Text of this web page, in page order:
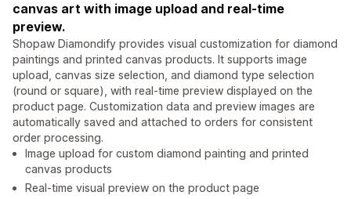
canvas art with image upload and real-time
preview.
Shopaw Diamondify provides visual customization for diamond
paintings and printed canvas products. It supports image
upload, canvas size selection, and diamond type selection
(round or square), with real-time preview displayed on the
product page. Customization data and preview images are
automatically saved and attached to orders for consistent
order processing.
Image upload for custom diamond painting and printed
canvas products
Real-time visual preview on the product page